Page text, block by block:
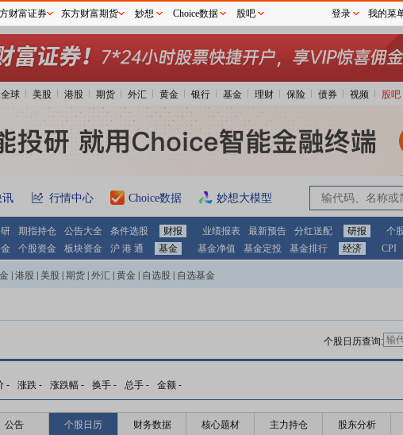
全球 美股 港股 期货 外汇 黄金 银行 基金 理财 保险 债券 视频 股吧
讯 行情中心 Choice数据 妙想大模型
期指持仓 公告大全 条件选股 财报 业绩报表 最新预告 分红送配 研报 个
个股资金 板块资金 沪 港 通 基金 基金净值 基金定投 基金排行 经济 CPI
港股 美股 期货 外汇 黄金 自选股 自选基金
个股日历查询:
- 涨跌 - 涨跌幅 - 换手 - 总手 - 金额 -
公告 个股日历 财务数据 核心题材 主力持仓 股东分析
财富证券 东方财富期货 妙想 Choice数据 股吧 登录 我的菜